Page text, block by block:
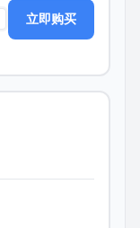
立即购买